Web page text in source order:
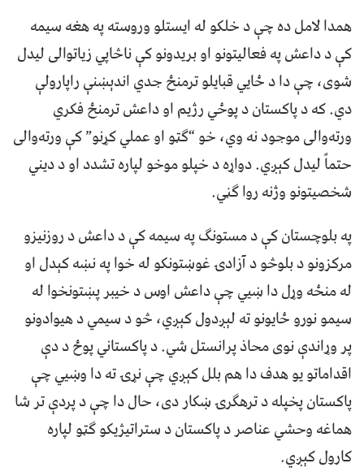
همدا لامل ده چې د خلکو له ایستلو وروسته په هغه سیمه
کې د داعش په فعالیتونو او بریدونو کې ناڅاپي زیاتوالی لیدل
شوی، چې دا د ځايي قبایلو ترمنځ جدي اندېښنې راپارولې
دي. که د پاکستان د پوځي رژيم او داعش ترمنځ فکري
ورته‌والی موجود نه وي، خو “ګټو او عملي کړنو” کې ورته‌والی
حتماً لیدل کېږي. دواړه د خپلو موخو لپاره تشدد او د دیني
شخصیتونو وژنه روا ګڼي.
په بلوچستان کې د مستونګ په سیمه کې د داعش د روزنیزو
مرکزونو د بلوڅو د آزادۍ غوښتونکو له خوا په نښه کېدل او
له منځه وړل دا ښيي چې داعش اوس د خیبر پښتونخوا له
سیمو نورو ځایونو ته لېږدول کېږي، څو د سيمي د هيوادونو
پر وړاندې نوی محاذ پرانستل شي. د پاکستاني پوځ د دې
اقداماتو يو هدف دا هم بلل کېږي چې نړۍ ته دا وښيي چې
پاکستان پخپله د ترهګرۍ ښکار دی، حال دا چې د پردې تر شا
هماغه وحشي عناصر د پاکستان د ستراتیژیکو ګټو لپاره
کارول کېږي.